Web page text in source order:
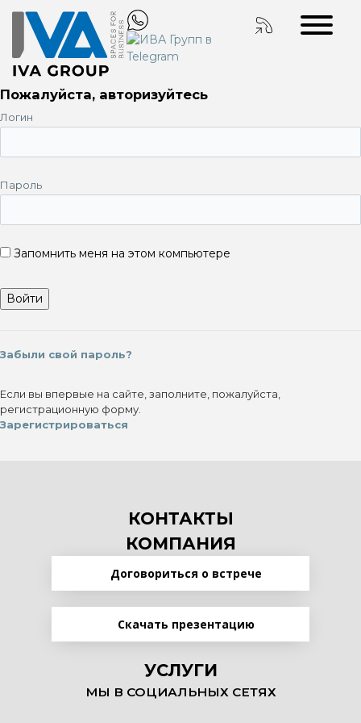
Пожалуйста, авторизуйтесь
Логин
Пароль
Запомнить меня на этом компьютере
Забыли свой пароль?
Если вы впервые на сайте, заполните, пожалуйста,
регистрационную форму.
Зарегистрироваться
КОНТАКТЫ
КОМПАНИЯ
Договориться о встрече
Скачать презентацию
УСЛУГИ
МЫ В СОЦИАЛЬНЫХ СЕТЯХ